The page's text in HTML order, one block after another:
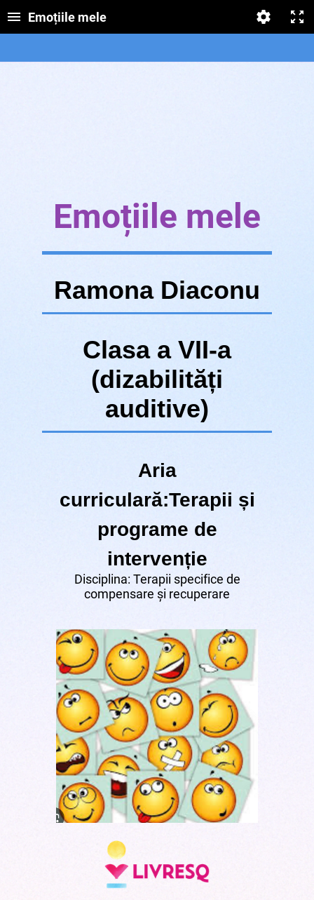
Emoțiile mele
Emoțiile mele
Ramona Diaconu
Clasa a VII-a
(dizabilități
auditive)
Aria
curriculară:Terapii și
programe de
intervenție
Disciplina: Terapii specifice de
compensare și recuperare